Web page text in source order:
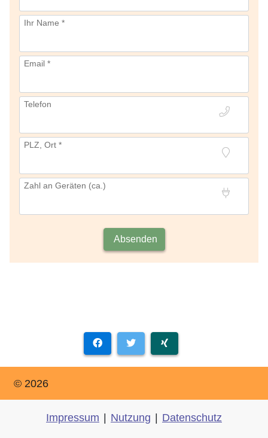
Ihr Name *
Email *
Telefon
PLZ, Ort *
Zahl an Geräten (ca.)
Absenden
© 2026
Impressum Nutzung Datenschutz